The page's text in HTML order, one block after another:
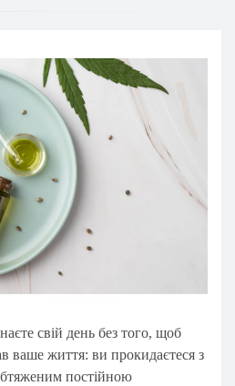
свій день без того, щоб
ваше життя: ви прокидаєтеся з
постійною